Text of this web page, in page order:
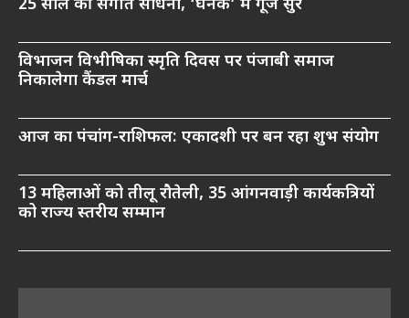
25 साल की संगीत साधना, ‘घनक’ में गूंजे सुर
विभाजन विभीषिका स्मृति दिवस पर पंजाबी समाज
निकालेगा कैंडल मार्च
आज का पंचांग-राशिफल: एकादशी पर बन रहा शुभ संयोग
13 महिलाओं को तीलू रौतेली, 35 आंगनवाड़ी कार्यकत्रियों
को राज्य स्तरीय सम्मान